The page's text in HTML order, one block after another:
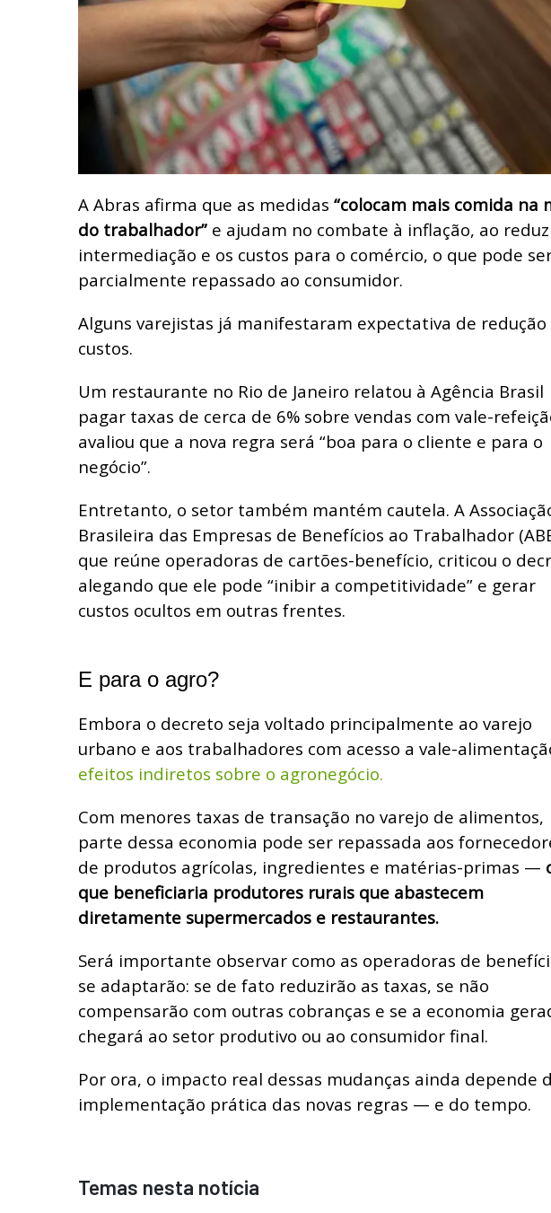
A Abras afirma que as medidas “colocam mais comida na
do trabalhador” e ajudam no combate à inflação, ao
intermediação e os custos para o comércio, o que pode
parcialmente repassado ao consumidor.
Alguns varejistas já manifestaram expectativa de redução
custos.
Um restaurante no Rio de Janeiro relatou à Agência Brasil
pagar taxas de cerca de 6% sobre vendas com vale-
avaliou que a nova regra será “boa para o cliente e para o
negócio”.
Entretanto, o setor também mantém cautela. A
Brasileira das Empresas de Benefícios ao Trabalhador
que reúne operadoras de cartões-benefício, criticou o
alegando que ele pode “inibir a competitividade” e gerar
custos ocultos em outras frentes.
E para o agro?
Embora o decreto seja voltado principalmente ao varejo
urbano e aos trabalhadores com acesso a vale-
efeitos indiretos sobre o agronegócio.
Com menores taxas de transação no varejo de alimentos,
parte dessa economia pode ser repassada aos
de produtos agrícolas, ingredientes e matérias-primas —
que beneficiaria produtores rurais que abastecem
diretamente supermercados e restaurantes.
Será importante observar como as operadoras de
se adaptarão: se de fato reduzirão as taxas, se não
compensarão com outras cobranças e se a economia
chegará ao setor produtivo ou ao consumidor final.
Por ora, o impacto real dessas mudanças ainda depende
implementação prática das novas regras — e do tempo.
Temas nesta notícia